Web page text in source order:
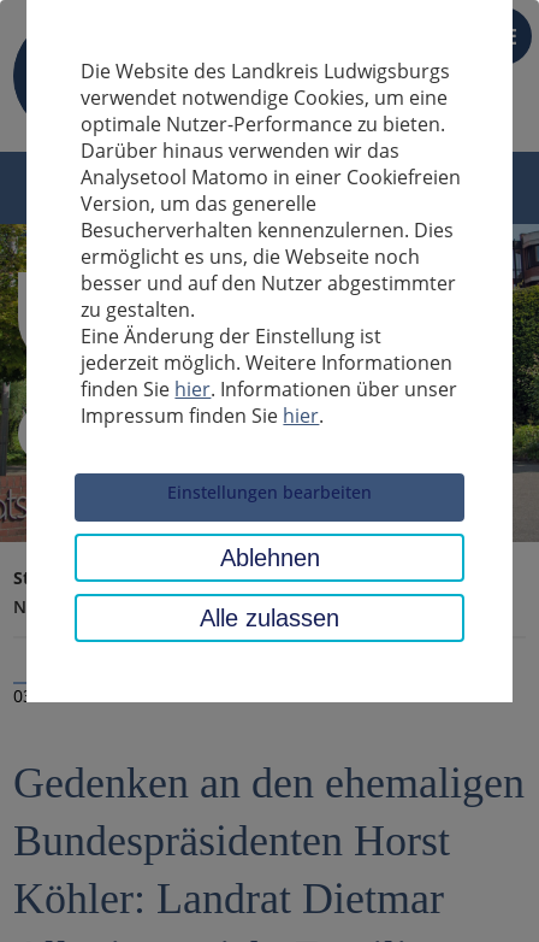
DE
Sucheingabe
Startseite Landratsamt, Landkreis
Aktuelles
Nachrichten
03.02.2025
Gedenken an den ehemaligen
Bundespräsidenten Horst
Köhler: Landrat Dietmar
Die Website des Landkreis Ludwigsburgs
verwendet notwendige Cookies, um eine
optimale Nutzer-Performance zu bieten.
Darüber hinaus verwenden wir das
Analysetool Matomo in einer Cookiefreien
Version, um das generelle
Besucherverhalten kennenzulernen. Dies
ermöglicht es uns, die Webseite noch
besser und auf den Nutzer abgestimmter
zu gestalten.
Eine Änderung der Einstellung ist
jederzeit möglich. Weitere Informationen
finden Sie hier. Informationen über unser
Impressum finden Sie hier.
Einstellungen bearbeiten
Ablehnen
Alle zulassen